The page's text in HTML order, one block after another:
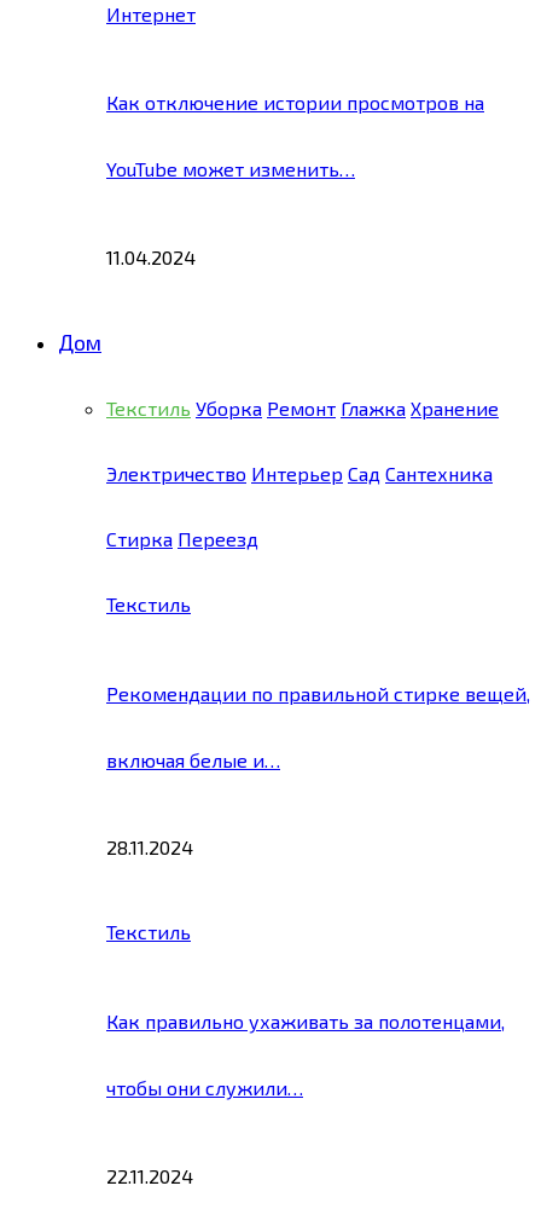
Интернет
Как отключение истории просмотров на
YouTube может изменить…
11.04.2024
Дом
Текстиль Уборка Ремонт Глажка Хранение
Электричество Интерьер Сад Сантехника
Стирка Переезд
Текстиль
Рекомендации по правильной стирке вещей,
включая белые и…
28.11.2024
Текстиль
Как правильно ухаживать за полотенцами,
чтобы они служили…
22.11.2024